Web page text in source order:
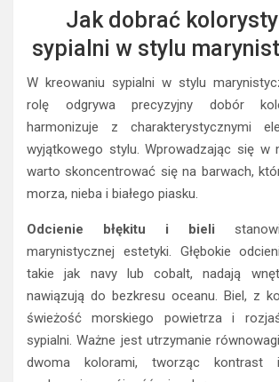
Jak dobrać
sypialni w stylu
W kreowaniu sypialni w stylu
rolę odgrywa precyzyjny dobór
harmonizuje z charakterystycznymi
wyjątkowego stylu. Wprowadzając się w
warto skoncentrować się na barwach,
morza, nieba i białego piasku.
Odcienie błękitu i bieli
marynistycznej estetyki. Głębokie
takie jak navy lub cobalt, nadają
nawiązują do bezkresu oceanu. Biel, z
świeżość morskiego powietrza i
sypialni. Ważne jest utrzymanie
dwoma kolorami, tworząc kontrast i